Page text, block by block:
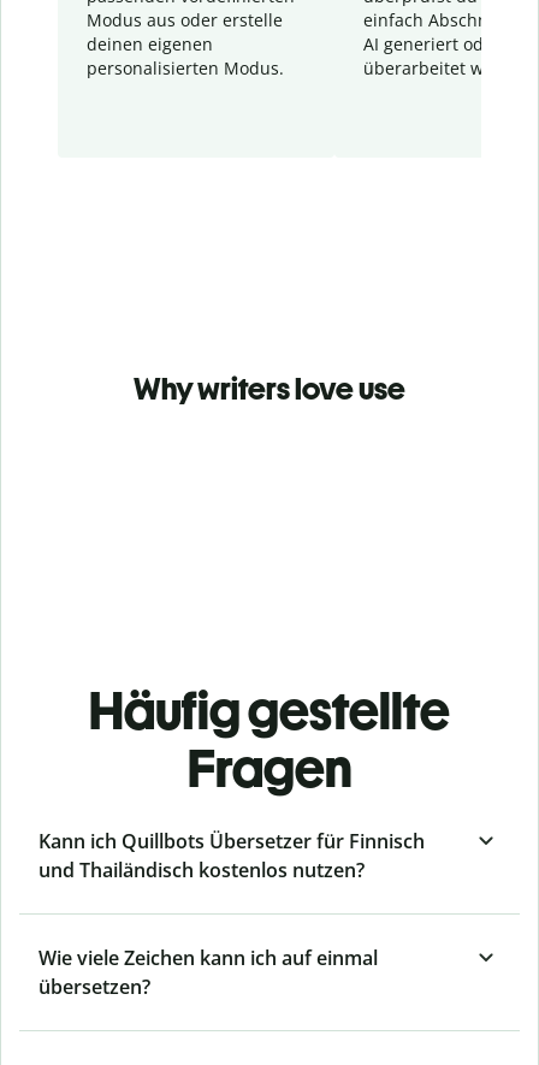
Modus aus oder erstelle
deinen eigenen
personalisierten Modus.
einfach Abschnitte,
AI generiert oder
überarbeitet wurden.
Why writers love use
Häufig gestellte
Fragen
Kann ich Quillbots Übersetzer für Finnisch
und Thailändisch kostenlos nutzen?
Wie viele Zeichen kann ich auf einmal
übersetzen?